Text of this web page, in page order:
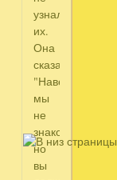
узнала
их.
Она
сказала:
"Наверное,
мы
не
знакомы,
но
вы